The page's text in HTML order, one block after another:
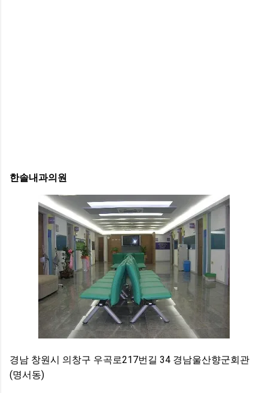
한솔내과의원
경남 창원시 의창구 우곡로217번길 34 경남울산향군회관
(명서동)